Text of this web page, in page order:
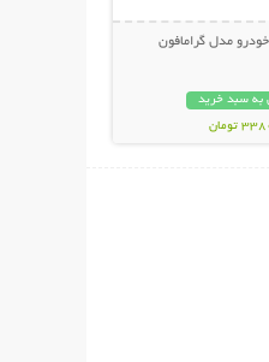
مدل گرامافون
به سبد خرید
تومان